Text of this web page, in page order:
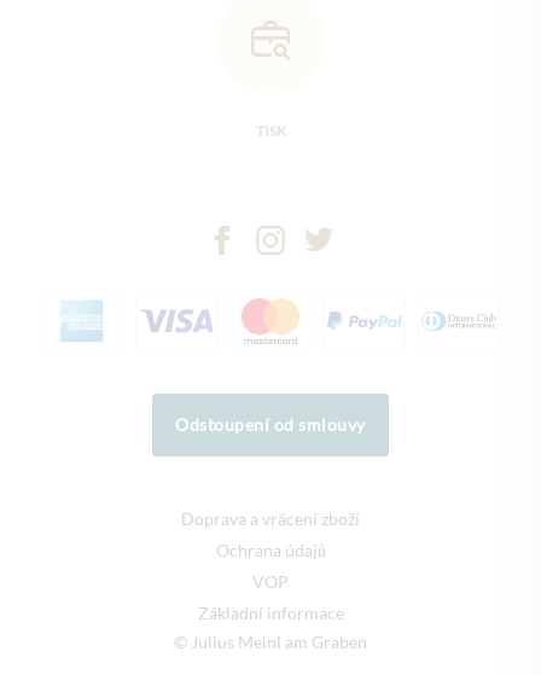
TISK
Odstoupení od smlouvy
Doprava a vrácení zboží
Ochrana údajů
VOP
Základní informace
© Julius Meinl am Graben